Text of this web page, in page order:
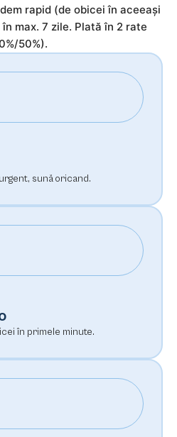
rapid (de obicei în aceeași
max. 7 zile. Plată în 2 rate
50%).
sună oricand.
în primele minute.